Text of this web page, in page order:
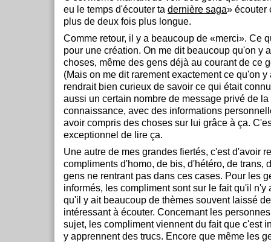
eu le temps d'écouter ta dernière saga» écouter
plus de deux fois plus longue.
Comme retour, il y a beaucoup de «merci». Ce
pour une création. On me dit beaucoup qu'on y
choses, même des gens déjà au courant de ce
(Mais on me dit rarement exactement ce qu'on y
rendrait bien curieux de savoir ce qui était
aussi un certain nombre de message privé de la
connaissance, avec des informations
avoir compris des choses sur lui grâce à ça.
exceptionnel de lire ça.
Une autre de mes grandes fiertés, c'est d'avoir
compliments d'homo, de bis, d'hétéro, de trans,
gens ne rentrant pas dans ces cases. Pour les
informés, les compliment sont sur le fait qu'il n'y
qu'il y ait beaucoup de thèmes souvent laissé
intéressant à écouter. Concernant les
sujet, les compliment viennent du fait que c'est
y apprennent des trucs. Encore que même les